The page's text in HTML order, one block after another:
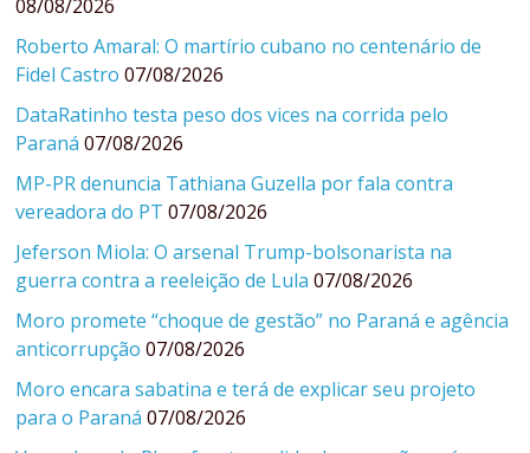
08/08/2026
Roberto Amaral: O martírio cubano no centenário de
Fidel Castro 07/08/2026
DataRatinho testa peso dos vices na corrida pelo
Paraná 07/08/2026
MP-PR denuncia Tathiana Guzella por fala contra
vereadora do PT 07/08/2026
Jeferson Miola: O arsenal Trump-bolsonarista na
guerra contra a reeleição de Lula 07/08/2026
Moro promete “choque de gestão” no Paraná e agência
anticorrupção 07/08/2026
Moro encara sabatina e terá de explicar seu projeto
para o Paraná 07/08/2026